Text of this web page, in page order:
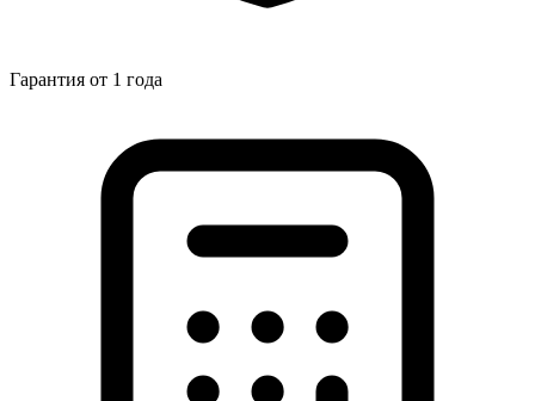
Гарантия от 1 года